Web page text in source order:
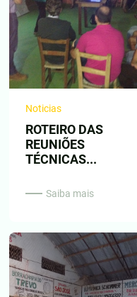
Noticias
ROTEIRO DAS
REUNIÕES
TÉCNICAS...
Saiba mais